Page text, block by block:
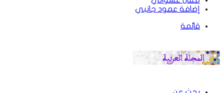
إضافة عمود جانبي
قائمة